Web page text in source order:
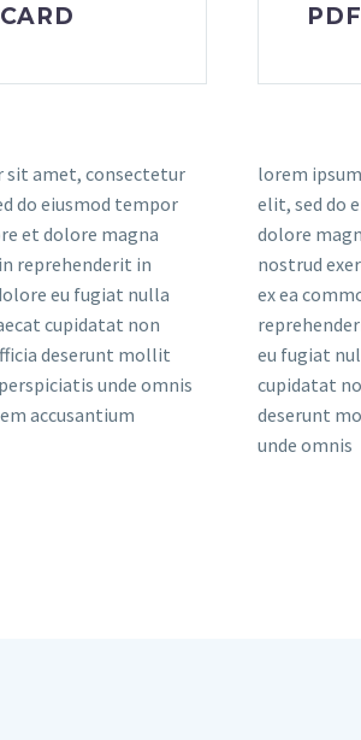
sit amet, consectetur
do eiusmod tempor
et dolore magna
reprehenderit in
eu fugiat nulla
cupidatat non
deserunt mollit
unde omnis
accusantium
lorem
elit, sed do
dolore
nostrud
ex ea
eu fugiat
cupidatat
deserunt
unde omnis